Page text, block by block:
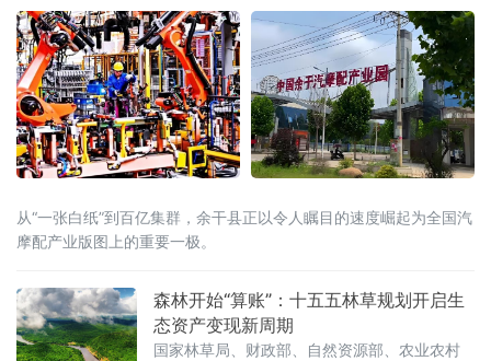
从“一张白纸”到百亿集群，余干县正以令人瞩目的速度崛起为全国汽
摩配产业版图上的重要一极。
森林开始“算账”：十五五林草规划开启生
态资产变现新周期
国家林草局、财政部、自然资源部、农业农村